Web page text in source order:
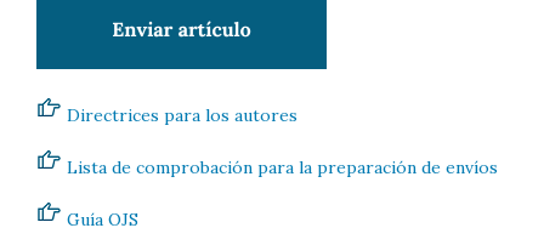
Directrices para los autores
Lista de comprobación para la preparación de envíos
Guía OJS